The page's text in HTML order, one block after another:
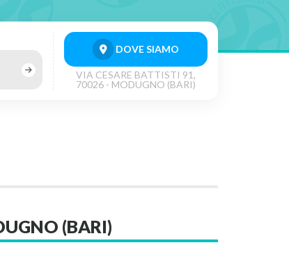
DOVE SIAMO
VIA CESARE BATTISTI 91,
70026 - MODUGNO (BARI)
(BARI)